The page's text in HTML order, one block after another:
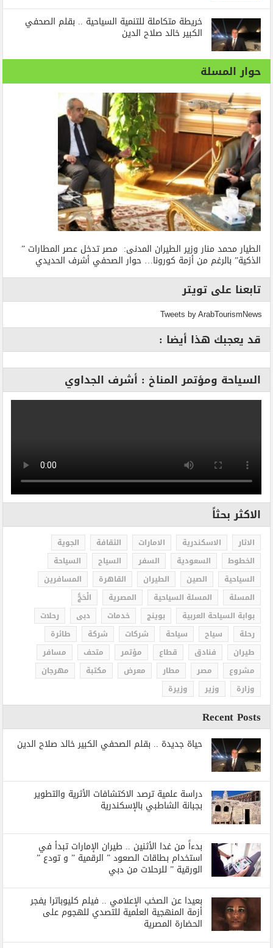
خريطة متكاملة للتنمية السياحية .. بقلم الصحفي
الكبير خالد صلاح الدين
حوار المسلة
الطيار محمد منار وزير الطيران المدنى: مصر تدخل عصر المطارات ”
الذكية” بالرغم من أزمة كورونا… حوار الصحفي أشرف الحديدي
تابعنا على تويتر
Tweets by ArabTourismNews
قد يعجبك هذا أيضا :
السياحة ومؤتمر المناخ : أشرف الجداوي
الاكثر بحثاً
الاثار الاسكندرية الامارات الثقافة
الجوية
الخطوط
السعودية السفر السياح
السياحة
السياحية
الصين الطيران القاهرة
المسافرين
المسلة
المسلة السياحية المصرية
الْحَجُّ
بوابة السياحة العربية
بوينج خدمات دبى
رحلات
رحلة
سياح سياحة شركات شركة
طائرة
طيران
فنادق قطاع مؤتمر متحف
مسافر
مشروع
مصر مطار معرض مكتبة
مهرجان
وزارة
وزير وزيرة
Recent Posts
حياة جديدة .. بقلم الصحفي الكبير خالد صلاح الدين
دراسة علمية ترصد الاكتشافات الأثرية والتطوير
بجبانة الشاطبي بالإسكندرية
بدءاً من غدا الأثنين .. طيران الإمارات تبدأ في
استخدام بطاقات الصعود ” الرقمية ” و تودع ”
الورقية ” للرحلات من دبي
بعيدا عن الصخب الإعلامي .. فيلم كليوباترا يفجر
أزمة المنهجية العلمية للتصدي للهجوم على
الحضارة المصرية